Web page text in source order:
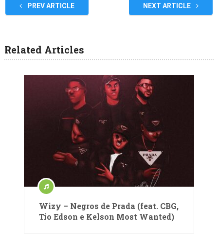
PREV ARTICLE NEXT ARTICLE
Related Articles
Wizy – Negros de Prada (feat. CBG,
Tio Edson e Kelson Most Wanted)